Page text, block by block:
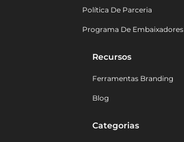
Política De Parceria
Programa De Embaixadores
Recursos
Ferramentas Branding
Blog
Categorias